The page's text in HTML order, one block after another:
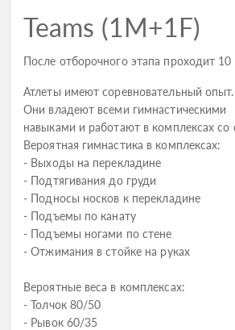
Teams (1M+1F)
После отборочного этапа проходит
Атлеты имеют соревновательный опыт.
Они владеют всеми гимнастическими
навыками и работают в комплексах
Вероятная гимнастика в комплексах:
- Выходы на перекладине
- Подтягивания до груди
- Подносы носков к перекладине
- Подъемы по канату
- Подъемы ногами по стене
- Отжимания в стойке на руках
Вероятные веса в комплексах:
- Толчок 80/50
- Рывок 60/35